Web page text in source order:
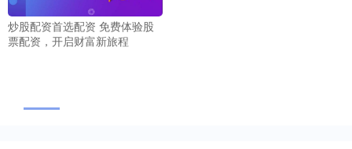
炒股配资首选配资 免费体验股
票配资，开启财富新旅程